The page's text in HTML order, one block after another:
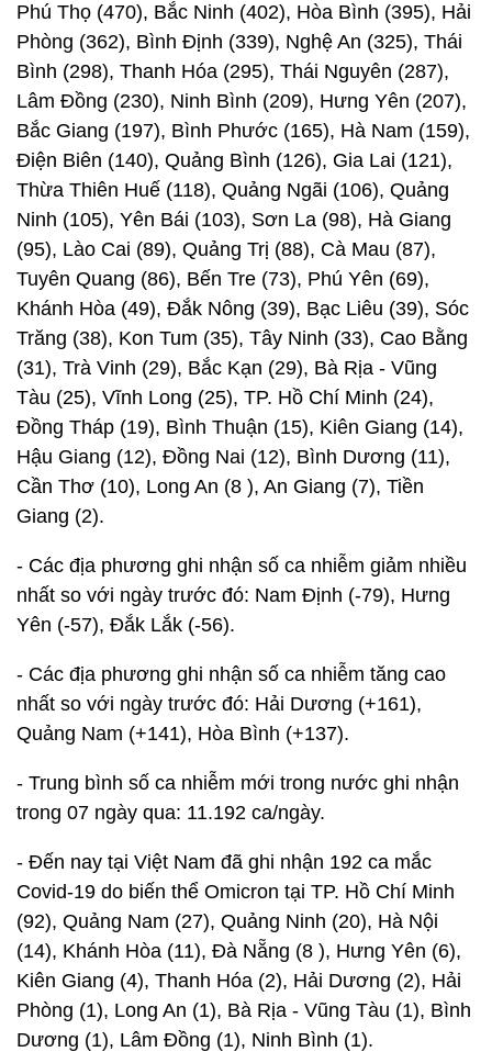
Phú Thọ (470), Bắc Ninh (402), Hòa Bình (395), Hải
Phòng (362), Bình Định (339), Nghệ An (325), Thái
Bình (298), Thanh Hóa (295), Thái Nguyên (287),
Lâm Đồng (230), Ninh Bình (209), Hưng Yên (207),
Bắc Giang (197), Bình Phước (165), Hà Nam (159),
Điện Biên (140), Quảng Bình (126), Gia Lai (121),
Thừa Thiên Huế (118), Quảng Ngãi (106), Quảng
Ninh (105), Yên Bái (103), Sơn La (98), Hà Giang
(95), Lào Cai (89), Quảng Trị (88), Cà Mau (87),
Tuyên Quang (86), Bến Tre (73), Phú Yên (69),
Khánh Hòa (49), Đắk Nông (39), Bạc Liêu (39), Sóc
Trăng (38), Kon Tum (35), Tây Ninh (33), Cao Bằng
(31), Trà Vinh (29), Bắc Kạn (29), Bà Rịa - Vũng
Tàu (25), Vĩnh Long (25), TP. Hồ Chí Minh (24),
Đồng Tháp (19), Bình Thuận (15), Kiên Giang (14),
Hậu Giang (12), Đồng Nai (12), Bình Dương (11),
Cần Thơ (10), Long An (8 ), An Giang (7), Tiền
Giang (2).
- Các địa phương ghi nhận số ca nhiễm giảm nhiều
nhất so với ngày trước đó: Nam Định (-79), Hưng
Yên (-57), Đắk Lắk (-56).
- Các địa phương ghi nhận số ca nhiễm tăng cao
nhất so với ngày trước đó: Hải Dương (+161),
Quảng Nam (+141), Hòa Bình (+137).
- Trung bình số ca nhiễm mới trong nước ghi nhận
trong 07 ngày qua: 11.192 ca/ngày.
- Đến nay tại Việt Nam đã ghi nhận 192 ca mắc
Covid-19 do biến thể Omicron tại TP. Hồ Chí Minh
(92), Quảng Nam (27), Quảng Ninh (20), Hà Nội
(14), Khánh Hòa (11), Đà Nẵng (8 ), Hưng Yên (6),
Kiên Giang (4), Thanh Hóa (2), Hải Dương (2), Hải
Phòng (1), Long An (1), Bà Rịa - Vũng Tàu (1), Bình
Dương (1), Lâm Đồng (1), Ninh Bình (1).